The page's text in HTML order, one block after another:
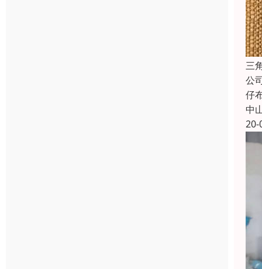
三
公
仔
中
20-